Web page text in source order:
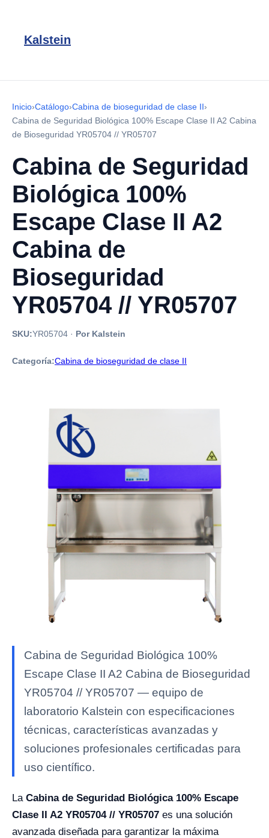
Kalstein
Inicio›Catálogo›Cabina de bioseguridad de clase II›
Cabina de Seguridad Biológica 100% Escape Clase II A2 Cabina
de Bioseguridad YR05704 // YR05707
Cabina de Seguridad
Biológica 100%
Escape Clase II A2
Cabina de
Bioseguridad
YR05704 // YR05707
SKU:YR05704 · Por Kalstein
Categoría:Cabina de bioseguridad de clase II
Cabina de Seguridad Biológica 100%
Escape Clase II A2 Cabina de Bioseguridad
YR05704 // YR05707 — equipo de
laboratorio Kalstein con especificaciones
técnicas, características avanzadas y
soluciones profesionales certificadas para
uso científico.
La Cabina de Seguridad Biológica 100% Escape
Clase II A2 YR05704 // YR05707 es una solución
avanzada diseñada para garantizar la máxima